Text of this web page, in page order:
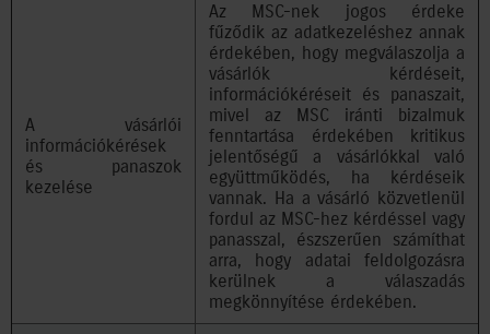
A vásárlói
információkérések
és panaszok
kezelése
Az MSC-nek jogos érdeke
fűződik az adatkezeléshez annak
érdekében, hogy megválaszolja a
vásárlók kérdéseit,
információkéréseit és panaszait,
mivel az MSC iránti bizalmuk
fenntartása érdekében kritikus
jelentőségű a vásárlókkal való
együttműködés, ha kérdéseik
vannak. Ha a vásárló közvetlenül
fordul az MSC-hez kérdéssel vagy
panasszal, észszerűen számíthat
arra, hogy adatai feldolgozásra
kerülnek a válaszadás
megkönnyítése érdekében.